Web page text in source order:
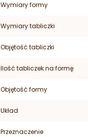
Wymiary formy
Wymiary tabliczki
Objętość tabliczki
Ilość tabliczek na formę
Objętość formy
Układ
Przeznaczenie